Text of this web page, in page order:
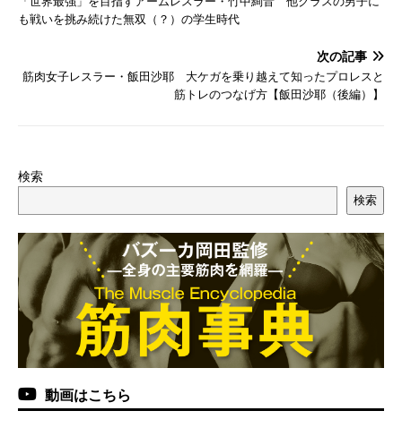
も戦いを挑み続けた無双（？）の学生時代
次の記事
筋肉女子レスラー・飯田沙耶 大ケガを乗り越えて知ったプロレスと
筋トレのつなげ方【飯田沙耶（後編）】
検索
検索
動画はこちら